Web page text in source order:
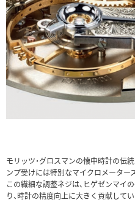
モリッツ・グロスマンの懐中時計の伝
ンプ受けには特別なマイクロメーター
この繊細な調整ネジは、ヒゲゼンマイ
り、時計の精度向上に大きく貢献してい